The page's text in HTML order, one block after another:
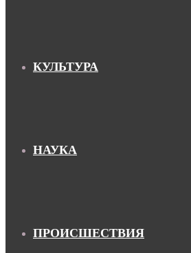
КУЛЬТУРА
НАУКА
ПРОИСШЕСТВИЯ